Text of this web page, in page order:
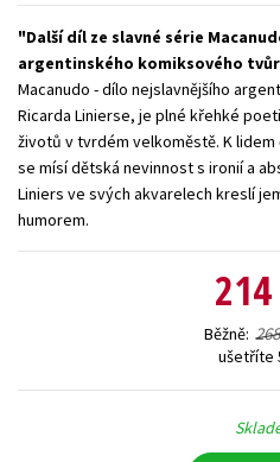
Young adult (SK)
Zahraniční
Další díl ze slavné série
argentinského komiksového
Macanudo - dílo nejslavnějšího
Ricarda Linierse, je plné křehké
životů v tvrdém velkoměstě. K
se mísí dětská nevinnost s ironií a
Liniers ve svých akvarelech kreslí
humorem.
Běžně
ušetříte